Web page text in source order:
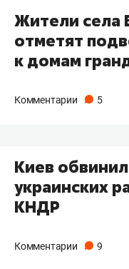
Жители села
отметят
к домам
Комментарии 5
​Киев
украинских
КНДР
Комментарии 9